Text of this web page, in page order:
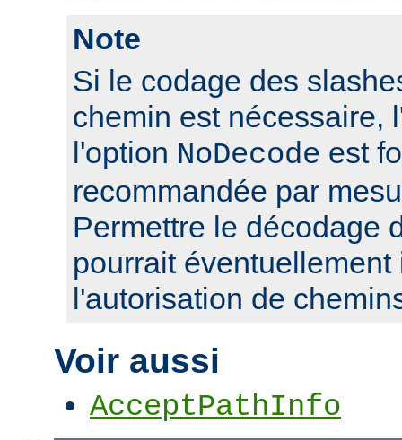
Note
Si le codage des
chemin est nécessaire,
l'option NoDecode est
recommandée par
Permettre le décodage
pourrait éventuellement
l'autorisation de
Voir aussi
AcceptPathInfo